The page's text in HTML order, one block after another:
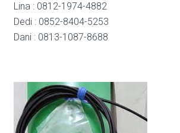
Lina : 0812-1974-4882
Dedi : 0852-8404-5253
Dani : 0813-1087-8688